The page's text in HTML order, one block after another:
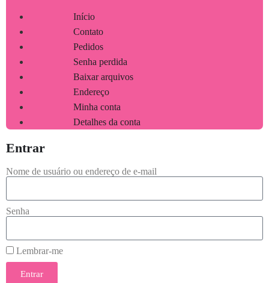
Início
Contato
Pedidos
Senha perdida
Baixar arquivos
Endereço
Minha conta
Detalhes da conta
Entrar
Nome de usuário ou endereço de e-mail
Senha
Lembrar-me
Entrar